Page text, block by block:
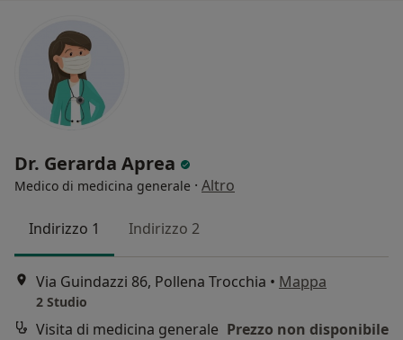
Dr. Gerarda Aprea
Medico di medicina generale · Altro
Indirizzo 1 Indirizzo 2
Via Guindazzi 86, Pollena Trocchia • Mappa
2 Studio
Visita di medicina generale Prezzo non disponibile